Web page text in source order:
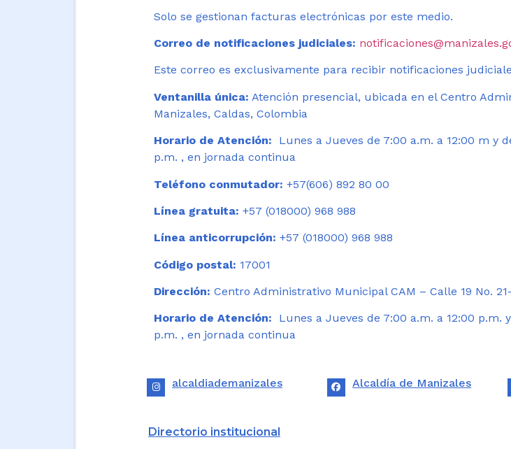
Solo se gestionan facturas electrónicas por este medio.
Correo de notificaciones judiciales:
Este correo es exclusivamente para recibir notificaciones
Ventanilla única: Atención presencial, ubicada en el Centro
Manizales, Caldas, Colombia
Horario de Atención:
Lunes a Jueves de 7:00 a.m. a 12:00 m y
p.m. , en jornada continua
Teléfono conmutador: +57(606) 892 80 00
Línea gratuita: +57 (018000) 968 988
Línea anticorrupción: +57 (018000) 968 988
Código postal: 17001
Dirección: Centro Administrativo Municipal CAM – Calle 19 No.
Horario de Atención: Lunes a Jueves de 7:00 a.m. a 12:00 p.m.
p.m. , en jornada continua
alcaldiademanizales Alcaldía de Manizales
Directorio institucional